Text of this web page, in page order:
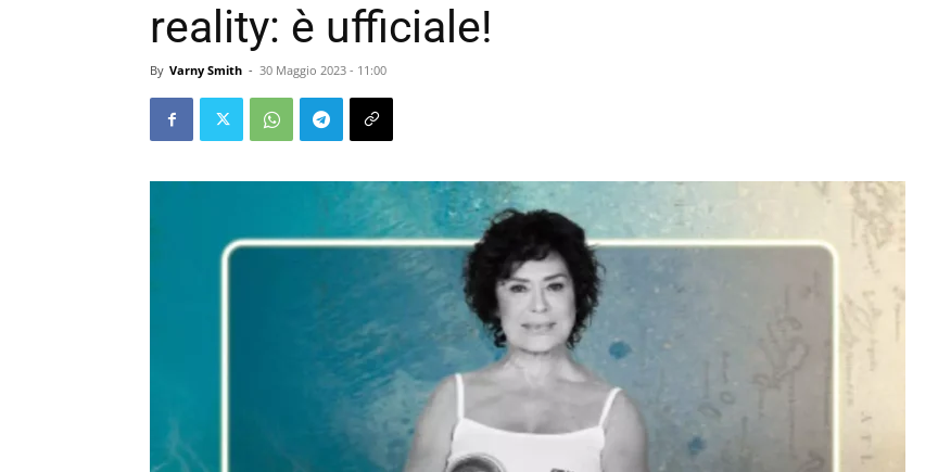
reality: è ufficiale!
By Varny Smith - 30 Maggio 2023 - 11:00